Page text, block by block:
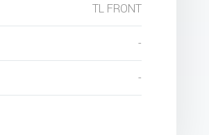
TL FRONT
-
-